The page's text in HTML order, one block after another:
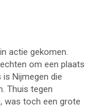
actie gekomen.
om een plaats
Nijmegen die
Thuis tegen
was toch een grote